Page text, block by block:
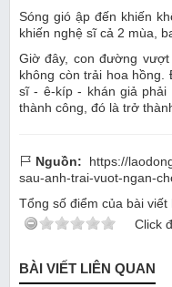
Sóng gió ập đến khiến
khiến nghệ sĩ cả 2 mùa,
Giờ đây, con đường
không còn trải hoa
sĩ - ê-kíp - khán giả
thành công, đó là trở
Nguồn:
https://
sau-anh-trai-vuot-ngan-
Tổng số điểm của bài viết
Click
BÀI VIẾT LIÊN QUAN